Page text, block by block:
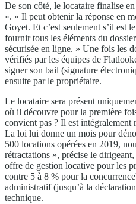
De son côté, le locataire finalise
». « Il peut obtenir la réponse en
Goyet. Et c’est seulement s’il est
fournir tous les éléments du
sécurisée en ligne. » Une fois les
vérifiés par les équipes de
signer son bail (signature
ensuite par le propriétaire.
Le locataire sera présent
où il découvre pour la première
convient pas ? Il est intégralement
La loi lui donne un mois pour
500 locations opérées en 2019,
rétractations », précise le
offre de gestion locative pour les
contre 5 à 8 % pour la
administratif (jusqu’à la
technique.